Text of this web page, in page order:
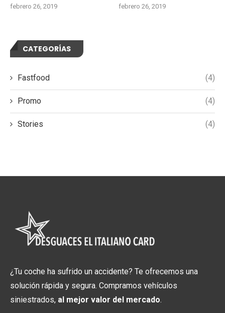
febrero 26, 2019 febrero 26, 2019
CATEGORÍAS
Fastfood (4)
Promo (4)
Stories (4)
¿Tu coche ha sufrido un accidente? Te ofrecemos una
solución rápida y segura. Compramos vehículos
siniestrados, al mejor valor del mercado.